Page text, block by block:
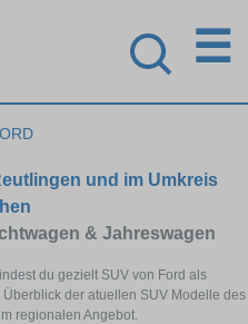
☰
und im Umkreis
& Jahreswagen
du gezielt SUV von Ford als
der atuellen SUV Modelle des
regionalen Angebot.